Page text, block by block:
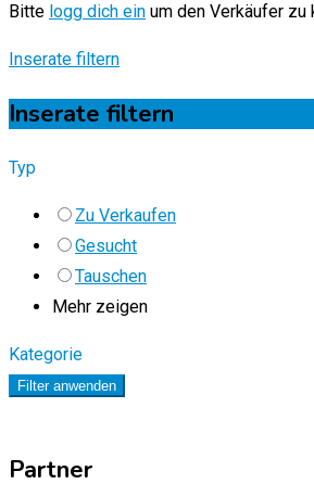
Bitte logg dich ein um den Verkäufer zu
Inserate filtern
Inserate filtern
Typ
Zu Verkaufen
Gesucht
Tauschen
Mehr zeigen
Kategorie
Filter anwenden
Partner